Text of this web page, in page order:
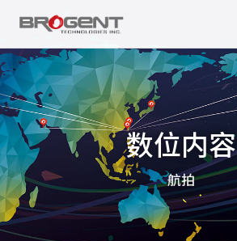
数位内容
航拍